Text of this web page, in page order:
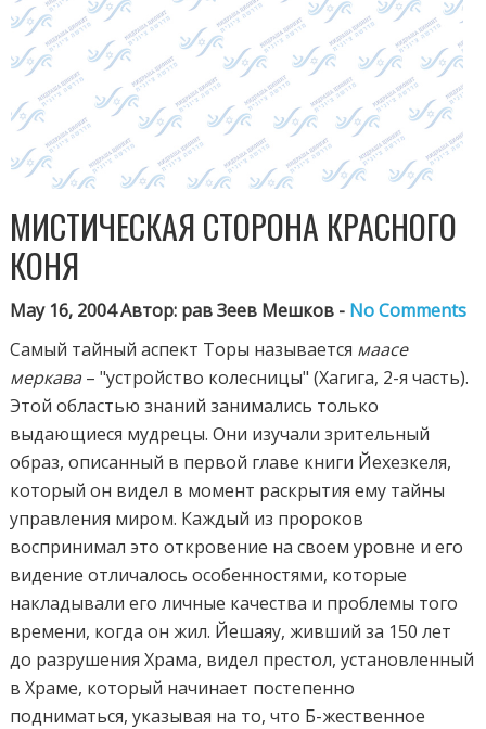
МИСТИЧЕСКАЯ СТОРОНА КРАСНОГО
КОНЯ
May 16, 2004 Автор: рав Зеев Мешков - No Comments
Самый тайный аспект Торы называется маасе
меркава – "устройство колесницы" (Хагига, 2-я часть).
Этой областью знаний занимались только
выдающиеся мудрецы. Они изучали зрительный
образ, описанный в первой главе книги Йехезкеля,
который он видел в момент раскрытия ему тайны
управления миром. Каждый из пророков
воспринимал это откровение на своем уровне и его
видение отличалось особенностями, которые
накладывали его личные качества и проблемы того
времени, когда он жил. Йешаяу, живший за 150 лет
до разрушения Храма, видел престол, установленный
в Храме, который начинает постепенно
подниматься, указывая на то, что Б-жественное